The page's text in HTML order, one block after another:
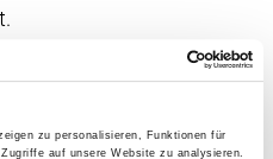
zu personalisieren, Funktionen für
auf unsere Website zu analysieren.
wir auffällige
präziser beurteilen. So